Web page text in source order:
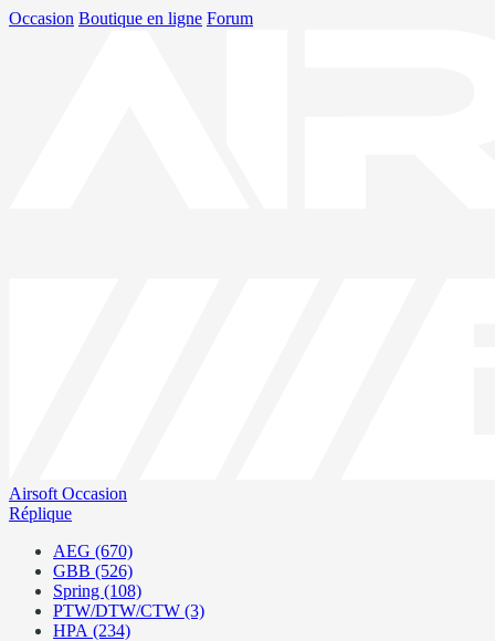
Occasion Boutique en ligne Forum
Airsoft Occasion
Réplique
AEG (670)
GBB (526)
Spring (108)
PTW/DTW/CTW (3)
HPA (234)